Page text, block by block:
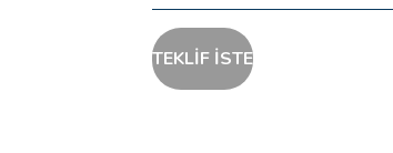
TEKLİF İSTE